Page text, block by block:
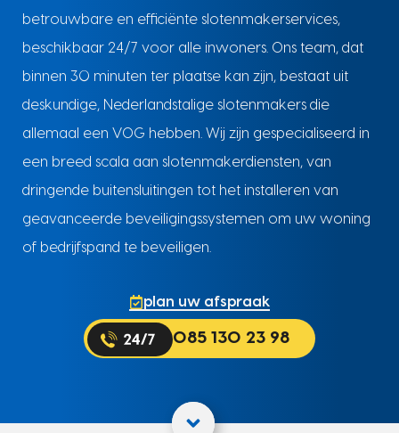
betrouwbare en efficiënte slotenmakerservices,
beschikbaar 24/7 voor alle inwoners. Ons team, dat
binnen 30 minuten ter plaatse kan zijn, bestaat uit
deskundige, Nederlandstalige slotenmakers die
allemaal een VOG hebben. Wij zijn gespecialiseerd in
een breed scala aan slotenmakerdiensten, van
dringende buitensluitingen tot het installeren van
geavanceerde beveiligingssystemen om uw woning
of bedrijfspand te beveiligen.
plan uw afspraak
085 130 23 98